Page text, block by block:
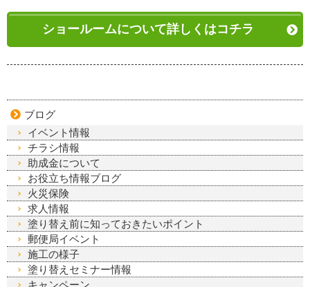
ショールームについて詳しくはコチラ
ブログ
イベント情報
チラシ情報
助成金について
お役立ち情報ブログ
火災保険
求人情報
塗り替え前に知っておきたいポイント
郵便局イベント
施工の様子
塗り替えセミナー情報